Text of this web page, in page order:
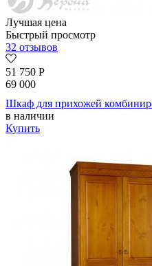
Лучшая цена
Быстрый просмотр
32 отзывов
51 750 Р
69 000
Шкаф для прихожей
в наличии
Купить